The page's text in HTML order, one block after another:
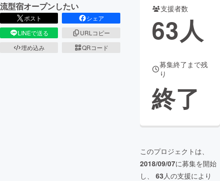
流型宿オープンしたい
ポスト
シェア
LINEで送る
URLコピー
埋め込み
QRコード
支援者数
63人
募集終了まで残
り
終了
このプロジェクトは、
2018/09/07に募集を開始
し、 63人の支援により